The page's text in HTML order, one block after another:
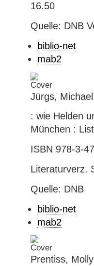
16.50
Quelle: DNB
biblio-net
mab2
Jürgs,
: wie Helden
München :
ISBN 978-3-
Literaturverz.
Quelle: DNB
biblio-net
mab2
Prentiss,